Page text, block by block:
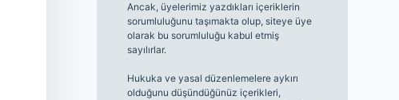
Ancak, üyelerimiz yazdıkları içeriklerin
sorumluluğunu taşımakta olup, siteye üye
olarak bu sorumluluğu kabul etmiş
sayılırlar.
Hukuka ve yasal düzenlemelere aykırı
olduğunu düşündüğünüz içerikleri,